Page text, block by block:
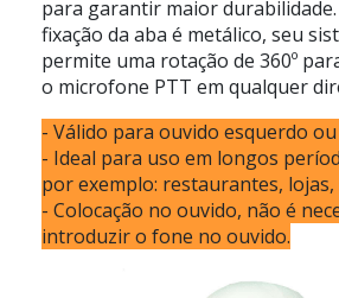
para garantir maior durabilidade.
fixação da aba é metálico, seu
permite uma rotação de 360º
o microfone PTT em qualquer
- Válido para ouvido esquerdo
- Ideal para uso em longos
por exemplo: restaurantes, lojas,
- Colocação no ouvido, não é
introduzir o fone no ouvido.